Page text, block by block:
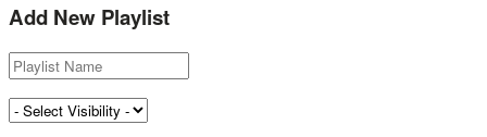
Add New Playlist